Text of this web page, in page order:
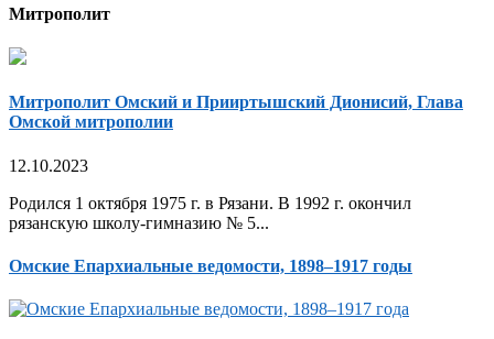
Митрополит
Митрополит Омский и Прииртышский Дионисий, Глава
Омской митрополии
12.10.2023
Родился 1 октября 1975 г. в Рязани. В 1992 г. окончил
рязанскую школу-гимназию № 5...
Омские Епархиальные ведомости, 1898–1917 годы